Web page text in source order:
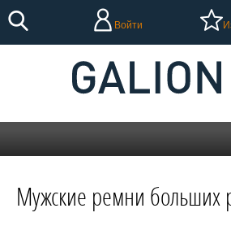
Войти
Мужские ремни больших